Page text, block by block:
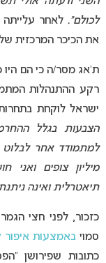
לכולם”. לאחר עלייתה
את הכיכר המרכזית
ת’אג מסר/ה כי הם
רקע ההתנהלות
ישראל לוקחת
הצבעות בגלל
מיליון צופים
תיאטרלית ואינה
כזכור, לפני חצי
סמוי באמצעות איפור
כתובות שפירושן